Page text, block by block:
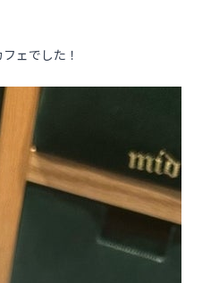
ェでした！